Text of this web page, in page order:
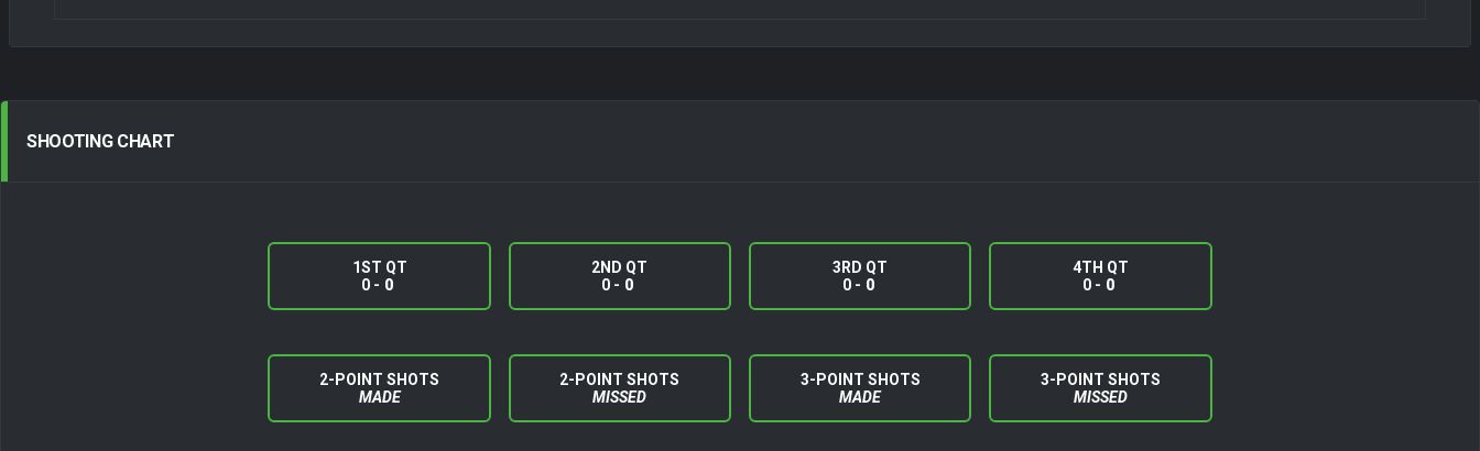
SHOOTING CHART
1ST QT
0 - 0
2ND QT
0 - 0
3RD QT
0 - 0
4TH QT
0 - 0
2-POINT SHOTS
MADE
2-POINT SHOTS
MISSED
3-POINT SHOTS
MADE
3-POINT SHOTS
MISSED